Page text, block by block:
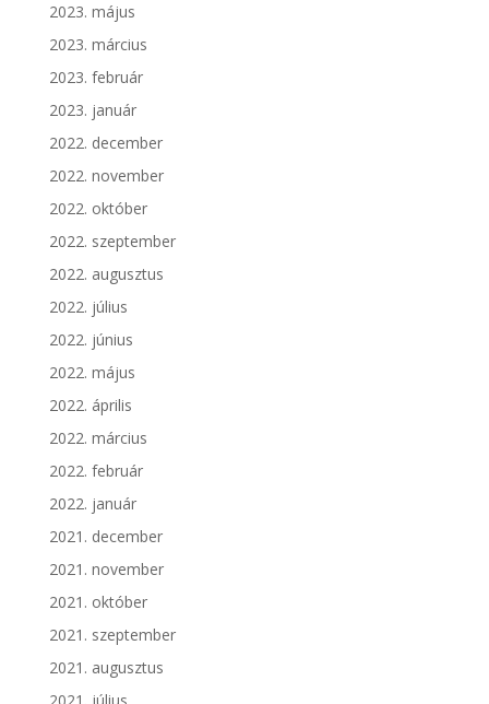
2023. május
2023. március
2023. február
2023. január
2022. december
2022. november
2022. október
2022. szeptember
2022. augusztus
2022. július
2022. június
2022. május
2022. április
2022. március
2022. február
2022. január
2021. december
2021. november
2021. október
2021. szeptember
2021. augusztus